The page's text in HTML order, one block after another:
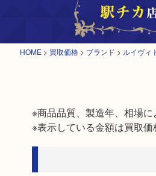
HOME > 買取価格 > ブランド > ルイヴィ
※商品品質、製造年、相場に
※表示している金額は買取価